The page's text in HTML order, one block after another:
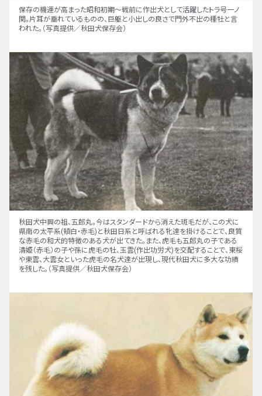
保存の機運が高まった昭和初期～戦前に作出犬として活躍したトラ号一ノ
関。片耳が垂れているものの、巨躯と小出しの良さで門外不出の種牡と言
われた。（写真提供／秋田犬保存会）
秋田犬中興の祖、五郎丸。今はスタンダードから消えた斑毛だが、この犬に
県南の太平系(頬白・赤毛)と秋田日系と呼ばれる牝達を掛けることで、良質
な赤毛の和犬的特徴のある犬が出てきた。また、虎毛も五郎丸の子である
清姫（赤毛）の子や孫に虎毛の牡、玉雲(作出功労犬)を交配することで、東桜
や東雲、大雲女といった虎毛の名犬達が出現し、現代秋田犬に多大な功績
を残した。（写真提供／秋田犬保存会）